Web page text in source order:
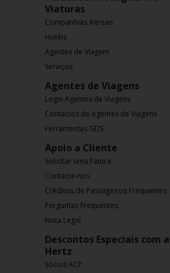
Viaturas
Companhias Aéreas
Hotéis
Agentes de Viagem
Serviços
Agentes de Viagens
Login Agentes de Viagens
Contactos de Agentes de Viagens
Ferramentas GDS
Apoio a Cliente
Solicitar uma Fatura
Contacte-nos
Créditos de Passageiros Frequentes
Perguntas Frequentes
Nota Legal
Descontos Especiais com a
Hertz
Sócios ACP